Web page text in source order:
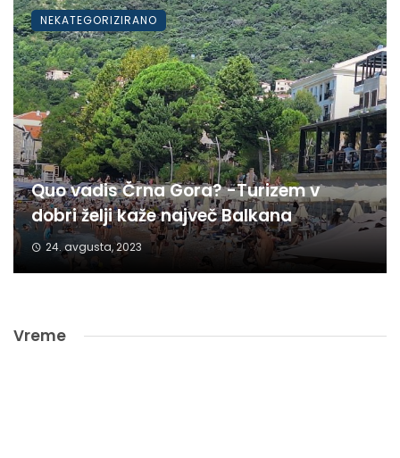
Quo vadis Črna Gora? -Turizem v
dobri želji kaže največ Balkana
24. avgusta, 2023
NEKATEGORIZIRANO
Vreme